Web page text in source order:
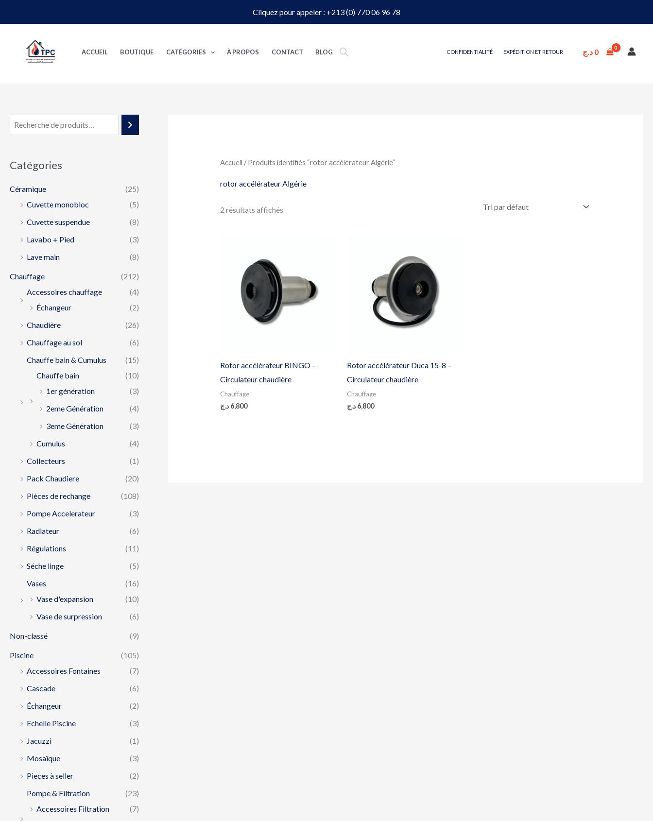
Cliquez pour appeler : +213 (0) 770 06 96 78
ACCUEIL BOUTIQUE CATÉGORIES À PROPOS CONTACT BLOG CONFIDENTIALITÉ EXPÉDITION ET RETOUR 0 د.ج
Catégories
Céramique
(25)
Cuvette monobloc
(5)
Cuvette suspendue
(8)
Lavabo + Pied
(3)
Lave main
(8)
Chauffage
(212)
Accessoires chauffage
(4)
Échangeur
(2)
Chaudière
(26)
Chauffage au sol
(6)
Chauffe bain & Cumulus
(15)
Chauffe bain
(10)
1er génération
(3)
2eme Génération
(4)
3eme Génération
(3)
Cumulus
(4)
Collecteurs
(1)
Pack Chaudiere
(20)
Pièces de rechange
(108)
Pompe Accelerateur
(3)
Radiateur
(6)
Régulations
(11)
Séche linge
(5)
Vases
(16)
Vase d'expansion
(10)
Vase de surpression
(6)
Non-classé (9)
Piscine
(105)
Accessoires Fontaines
(7)
Cascade
(6)
Échangeur
(2)
Echelle Piscine
(3)
Jacuzzi
(1)
Mosaïque
(3)
Pieces à seller
(2)
Pompe & Filtration
(23)
Accessoires Filtration
(7)
Accueil / Produits identifiés “rotor accélérateur Algérie”
rotor accélérateur Algérie
2 résultats affichés
Rotor accélérateur BINGO –
Circulateur chaudière
Chauffage
6,800 د.ج
Rotor accélérateur Duca 15-8 –
Circulateur chaudière
Chauffage
6,800 د.ج